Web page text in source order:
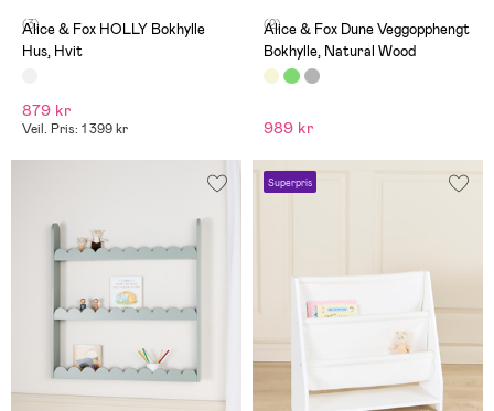
(3)
Alice & Fox HOLLY Bokhylle
Hus, Hvit
879 kr
Veil. Pris: 1 399 kr
(2)
Alice & Fox Dune Veggopphengt
Bokhylle, Natural Wood
989 kr
Superpris